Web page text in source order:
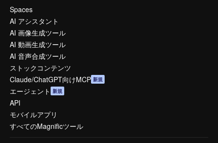
Spaces
AI アシスタント
AI 画像生成ツール
AI 動画生成ツール
AI 音声合成ツール
ストックコンテンツ
Claude/ChatGPT向けMCP 新規
エージェント 新規
API
モバイルアプリ
すべてのMagnificツール